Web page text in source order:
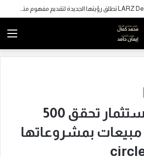
شركة LARZ Developments تطلق رؤيتها الجديدة لتقديم مفهوم متكامل للتطوير العقاري في مصر
شركة V للاستثمار تحقق 500
مبيعات بمشروعاتها